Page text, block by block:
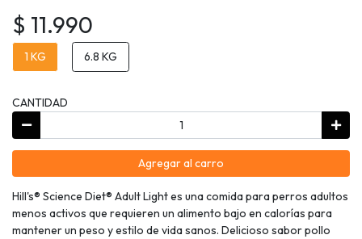
$ 11.990
1 KG 6.8 KG
CANTIDAD
Agregar al carro
Hill's® Science Diet® Adult Light es una comida para perros adultos
menos activos que requieren un alimento bajo en calorías para
mantener un peso y estilo de vida sanos. Delicioso sabor pollo